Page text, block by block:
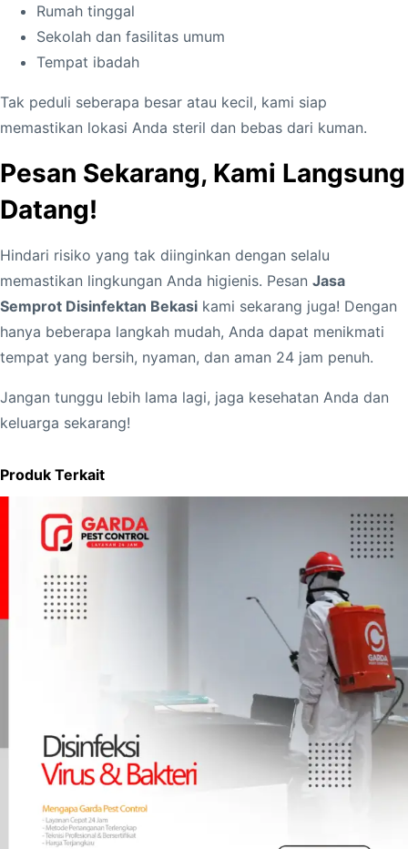
Rumah tinggal
Sekolah dan fasilitas umum
Tempat ibadah
Tak peduli seberapa besar atau kecil, kami siap
memastikan lokasi Anda steril dan bebas dari kuman.
Pesan Sekarang, Kami Langsung
Datang!
Hindari risiko yang tak diinginkan dengan selalu
memastikan lingkungan Anda higienis. Pesan Jasa
Semprot Disinfektan Bekasi kami sekarang juga! Dengan
hanya beberapa langkah mudah, Anda dapat menikmati
tempat yang bersih, nyaman, dan aman 24 jam penuh.
Jangan tunggu lebih lama lagi, jaga kesehatan Anda dan
keluarga sekarang!
Produk Terkait